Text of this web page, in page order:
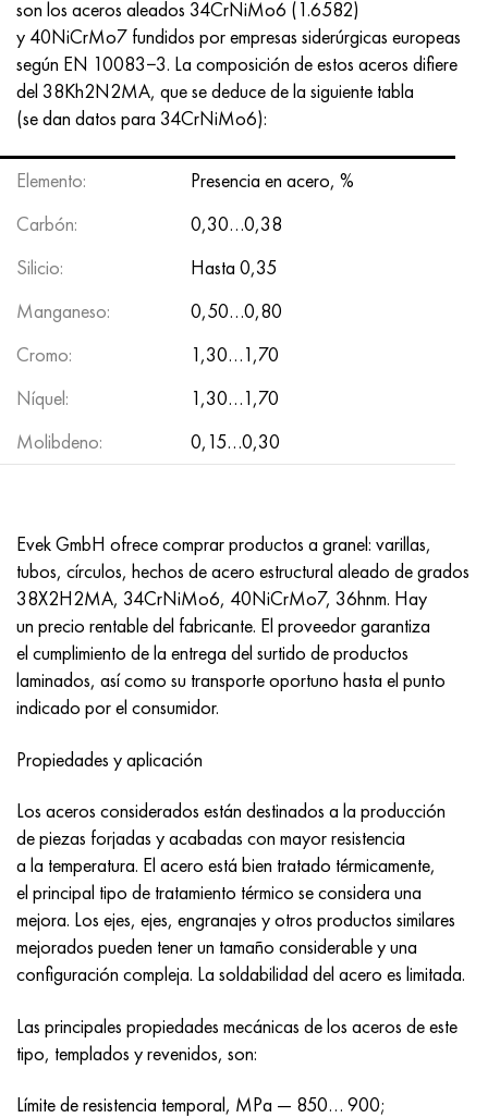
son los aceros aleados 34CrNiMo6 (1.6582)
y 40NiCrMo7 fundidos por empresas siderúrgicas europeas
según EN 10083−3. La composición de estos aceros difiere
del 38Kh2N2MA, que se deduce de la siguiente tabla
(se dan datos para 34CrNiMo6):
Elemento:
Presencia en acero, %
Carbón:
0,30…0,38
Silicio:
Hasta 0,35
Manganeso:
0,50…0,80
Cromo:
1,30…1,70
Níquel:
1,30…1,70
Molibdeno:
0,15…0,30
Evek GmbH ofrece comprar productos a granel: varillas,
tubos, círculos, hechos de acero estructural aleado de grados
38X2H2MA, 34CrNiMo6, 40NiCrMo7, 36hnm. Hay
un precio rentable del fabricante. El proveedor garantiza
el cumplimiento de la entrega del surtido de productos
laminados, así como su transporte oportuno hasta el punto
indicado por el consumidor.
Propiedades y aplicación
Los aceros considerados están destinados a la producción
de piezas forjadas y acabadas con mayor resistencia
a la temperatura. El acero está bien tratado térmicamente,
el principal tipo de tratamiento térmico se considera una
mejora. Los ejes, ejes, engranajes y otros productos similares
mejorados pueden tener un tamaño considerable y una
configuración compleja. La soldabilidad del acero es limitada.
Las principales propiedades mecánicas de los aceros de este
tipo, templados y revenidos, son:
Límite de resistencia temporal, MPa — 850… 900;
Nimónico 90
Nimónico 263
Haynes 25
Haynes 188
Haynes 230
hastelloy c4
hastelloy c22
Hastelloy C2000
Hastelloy 3
Hastelloy x
udimet 500
udimet 720
tubo de precisión
H70MFV
AM-350 - ams 5548
AM-355 - ams 5547
Custom 450® - uns S45000
Ascoloy griego 418
Tubería resistente a la corrosión
45Х14Н14В2М
50X14MF
65X13
90X18MF
95X18
ac35g2, 36smnpb14, 1.0765
38x2n2ma, 34CrNiMo6, 40NiCrMo7
40hn2ma, 34CrNiMo4, 36hnm
38hs, 37hs
38XA, 37Cr4, AISI 5135
38XM, 42CrMo4, AISI 1.7225
40ХН, 36NiCr6, AISI 3135
45X, 45h, 1.7035
45HN2MFA, k2425, 45hnmf
A40G, 44smn28, 1.0762, 46s20